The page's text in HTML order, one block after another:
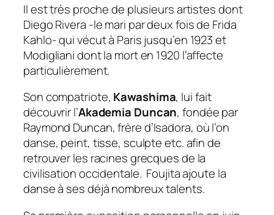
Il est très proche de plusieurs artistes dont
Diego Rivera -le mari par deux fois de Frida
Kahlo- qui vécut à Paris jusqu’en 1923 et
Modigliani dont la mort en 1920 l’affecte
particulièrement.
Son compatriote, Kawashima, lui fait
découvrir l’Akademia Duncan, fondée par
Raymond Duncan, frère d’Isadora, où l’on
danse, peint, tisse, sculpte etc. afin de
retrouver les racines grecques de la
civilisation occidentale. Foujita ajoute la
danse à ses déjà nombreux talents.